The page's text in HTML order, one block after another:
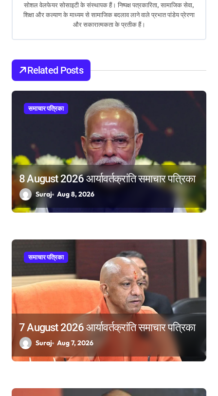
a
t
i
सोशल वेलफेयर सोसाइटी के संस्थापक हैं। निष्पक्ष पत्रकारिता, सामाजिक सेवा,
शिक्षा और कल्याण के माध्यम से सामाजिक बदलाव लाने वाले प्रभात पांडेय प्रेरणा
और सकारात्मकता के प्रतीक हैं।
Related Posts
समाचार पत्रिका
8 August 2026 आर्यावर्तक्रांति समाचार पत्रिका
Suraj Aug 8, 2026
समाचार पत्रिका
7 August 2026 आर्यावर्तक्रांति समाचार पत्रिका
Suraj Aug 7, 2026